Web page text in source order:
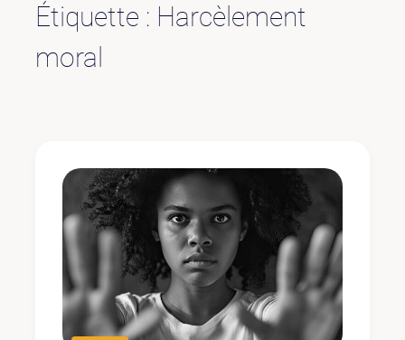
Étiquette : Harcèlement
moral